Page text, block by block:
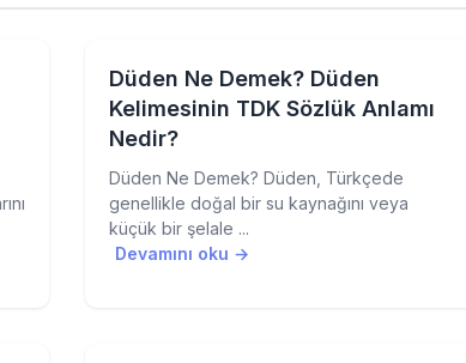
Düden Ne Demek? Düden
Kelimesinin TDK Sözlük Anlamı
Nedir?
Düden Ne Demek? Düden, Türkçede
genellikle doğal bir su kaynağını veya
küçük bir şelale ...
Devamını oku →